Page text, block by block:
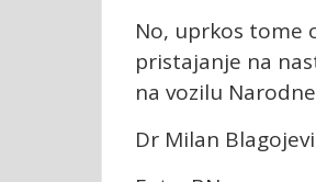
No, uprkos tome
pristajanje na
na vozilu
Dr Milan